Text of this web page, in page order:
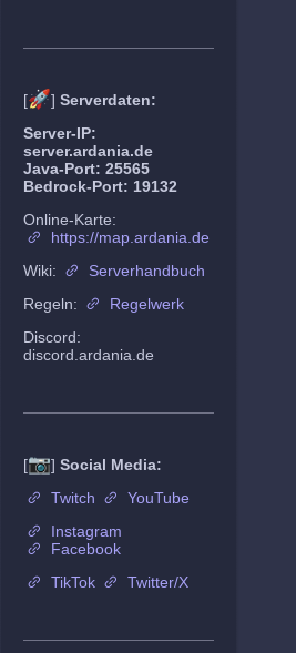
[🚀] Serverdaten:
Server-IP:
server.ardania.de
Java-Port: 25565
Bedrock-Port: 19132
Online-Karte:
https://map.ardania.de
Wiki:
Serverhandbuch
Regeln:
Regelwerk
Discord:
discord.ardania.de
[📷] Social Media:
Twitch
YouTube
Instagram
Facebook
TikTok
Twitter/X